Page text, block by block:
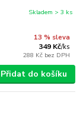
13 % sleva
349 Kč/ks
288 Kč bez DPH
Skladem > 3 ks
Přidat do košíku